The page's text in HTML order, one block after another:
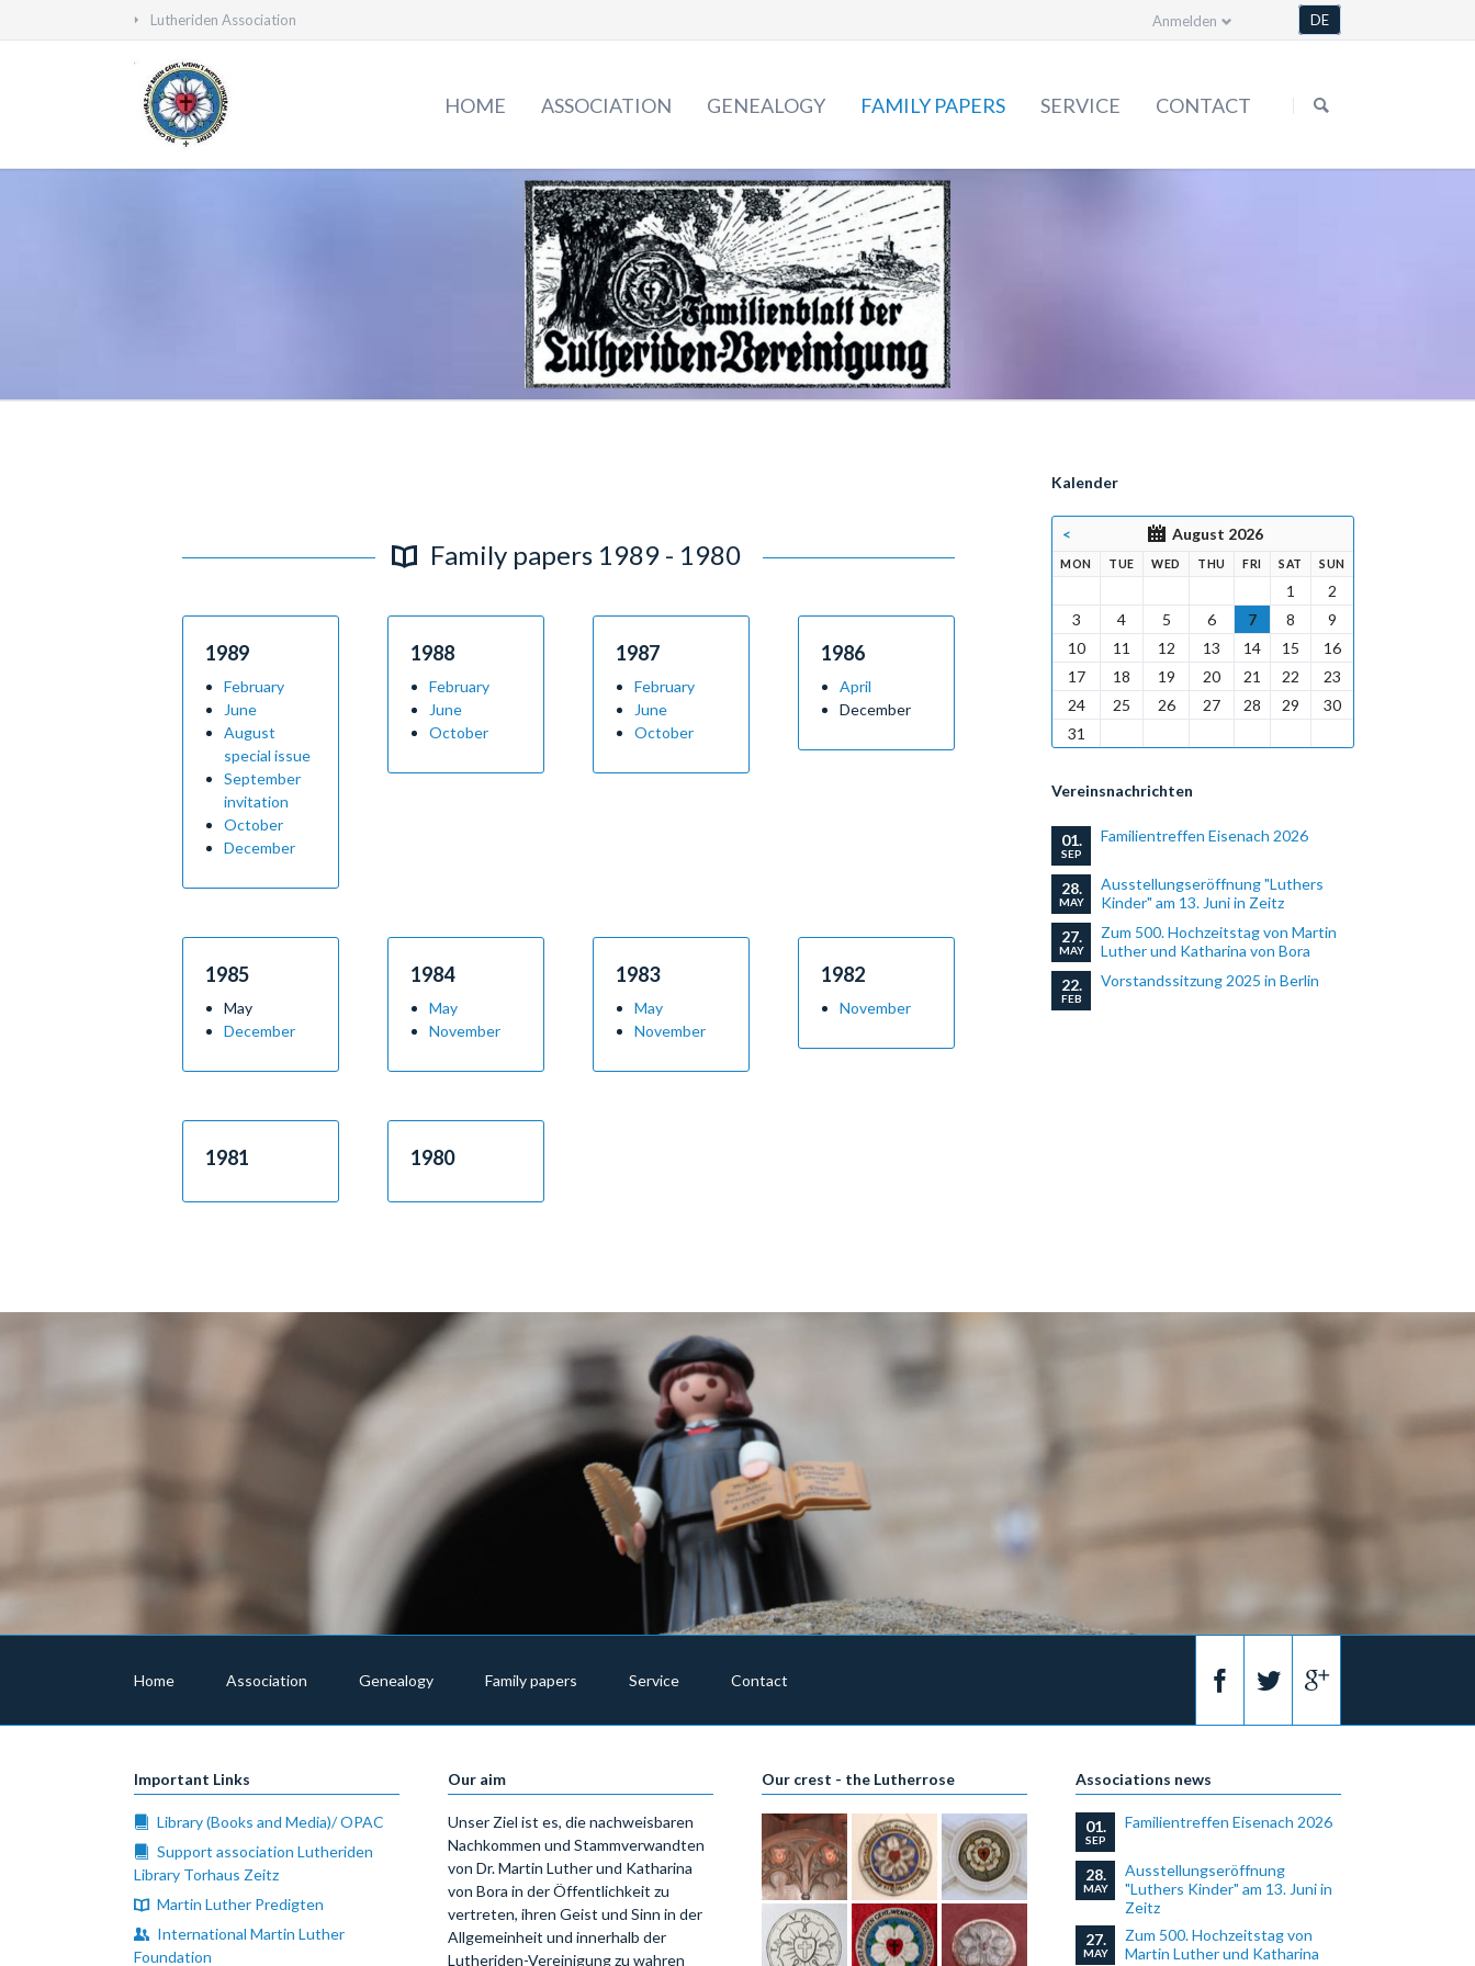
Lutheriden Association DE
Anmelden
HOME ASSOCIATION
The Lutheriden
Board
Archive & Library
Family gatherings
Luther rose
News
Veranstaltungskalender
GENEALOGY FAMILY PAPERS
2029 - 2020
2019 - 2010
2009 - 2000
1999 - 1990
1979 - 1970
1969 - 1960
SERVICE CONTACT
Family papers 1989 - 1980
1989
February
June
August
special issue
September
invitation
October
December
1988
February
June
October
1987
February
June
October
1986
April
December
1985
May
December
1984
May
November
1983
May
November
1982
November
1981 1980
Kalender
< August 2026
MON DAYTUE SDAY
WED NESDAY
THU RSDAY
FRI DAYSAT URDAY
SUN
1
2
3
4 5 6 7 8
9
10
11 12 13 14 15
16
17
18 19 20 21 22
23
24
25 26 27 28 29
30
31
Vereinsnachrichten
01.
SEP
Familientreffen Eisenach 2026
28.
MAY
Ausstellungseröffnung "Luthers
Kinder" am 13. Juni in Zeitz
27.
MAY
Zum 500. Hochzeitstag von Martin
Luther und Katharina von Bora
22.
FEB
Vorstandssitzung 2025 in Berlin
Home Association Genealogy Family papers Service Contact
Important Links
Library (Books and Media)/ OPAC
Support association Lutheriden
Library Torhaus Zeitz
Martin Luther Predigten
International Martin Luther
Foundation
Our aim
Unser Ziel ist es, die nachweisbaren
Nachkommen und Stammverwandten
von Dr. Martin Luther und Katharina
von Bora in der Öffentlichkeit zu
vertreten, ihren Geist und Sinn in der
Allgemeinheit und innerhalb der
Lutheriden-Vereinigung zu wahren
Our crest - the Lutherrose Associations news
01.
SEP
Familientreffen Eisenach 2026
28.
MAY
Ausstellungseröffnung
"Luthers Kinder" am 13. Juni in
Zeitz
27.
MAY
Zum 500. Hochzeitstag von
Martin Luther und Katharina